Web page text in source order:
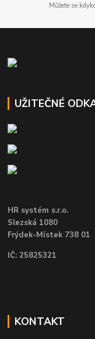
Můžete se
UŽITEČNÉ
HR systém s.r.o.
Slezská 1080
Frýdek-Místek 738 01
IČ: 25825321
KONTAKT